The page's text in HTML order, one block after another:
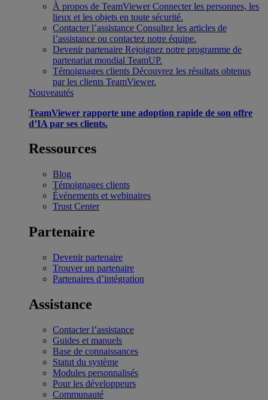
À propos de TeamViewer Connecter les personnes, les
lieux et les objets en toute sécurité.
Contacter l’assistance Consultez les articles de
l’assistance ou contactez notre équipe.
Devenir partenaire Rejoignez notre programme de
partenariat mondial TeamUP.
Témoignages clients Découvrez les résultats obtenus
par les clients TeamViewer.
Nouveautés
TeamViewer rapporte une adoption rapide de son offre
d’IA par ses clients.
Ressources
Blog
Témoignages clients
Événements et webinaires
Trust Center
Partenaire
Devenir partenaire
Trouver un partenaire
Partenaires d’intégration
Assistance
Contacter l’assistance
Guides et manuels
Base de connaissances
Statut du système
Modules personnalisés
Pour les développeurs
Communauté